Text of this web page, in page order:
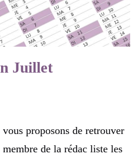
Juillet
proposons de retrouver
de la rédac liste les